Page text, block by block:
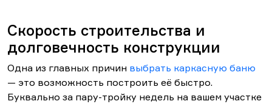
Скорость строительства и
долговечность конструкции
Одна из главных причин выбрать каркасную баню
— это возможность построить её быстро.
Буквально за пару-тройку недель на вашем участке